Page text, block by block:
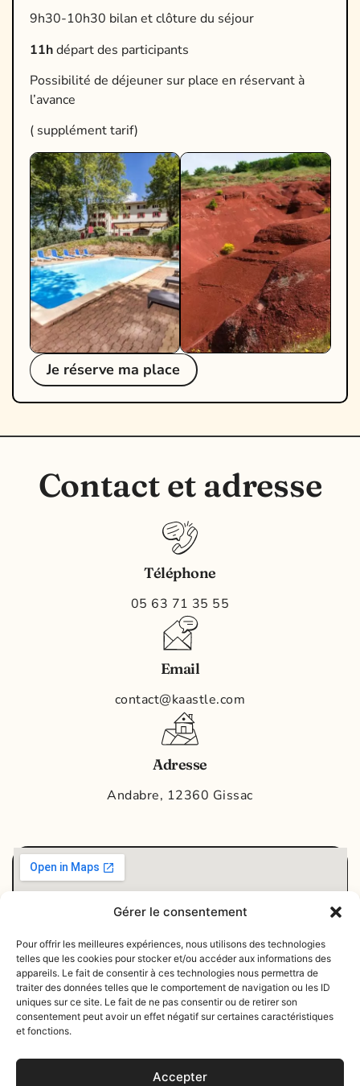
Gérer le consentement
Pour offrir les meilleures expériences, nous utilisons des technologies
telles que les cookies pour stocker et/ou accéder aux informations des
appareils. Le fait de consentir à ces technologies nous permettra de
traiter des données telles que le comportement de navigation ou les ID
uniques sur ce site. Le fait de ne pas consentir ou de retirer son
consentement peut avoir un effet négatif sur certaines caractéristiques
et fonctions.
Accepter
9h30-10h30 bilan et clôture du séjour
11hdépart des participants
Possibilité de déjeuner sur place en réservant à
l’avance
( supplément tarif)
Je réserve ma place
Contact et adresse
Téléphone
05 63 71 35 55
Email
contact@kaastle.com
Adresse
Andabre, 12360 Gissac
Réserver